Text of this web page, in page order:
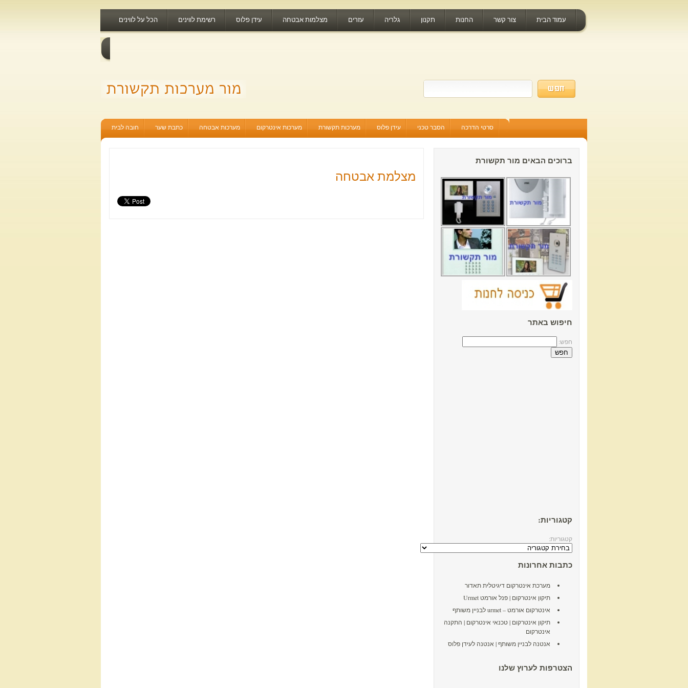
עמוד הבית צור קשר החנות תקנון גלריה עזרים מצלמות אבטחה עידן פלוס רשימת לווינים הכל על לווינים
חובה לבית כתבת שער מערכות אבטחה מערכות אינטרקום מערכות תקשורת עידן פלוס הסבר טכני סרטי הדרכה
מצלמת אבטחה
ברוכים הבאים מור תקשורת
חיפוש באתר
חפש:
קטגוריות:
קטגוריות:
כתבות אחרונות
מערכת אינטרקום דיגיטלית תאדור
תיקון אינטרקום | פנל אורמט Urmet
אינטרקום אורמט – urmet לבניין משותף
תיקון אינטרקום | טכנאי אינטרקום | התקנה
אינטרקום
אנטנה לבניין משותף | אנטנה לעידן פלוס
הצטרפות לערוץ שלנו